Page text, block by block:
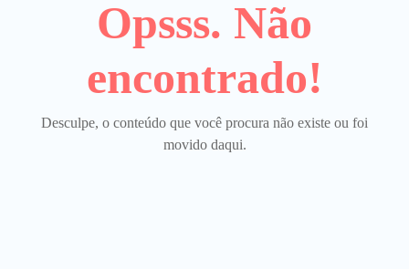
Opsss. Não
encontrado!
Desculpe, o conteúdo que você procura não existe ou foi
movido daqui.